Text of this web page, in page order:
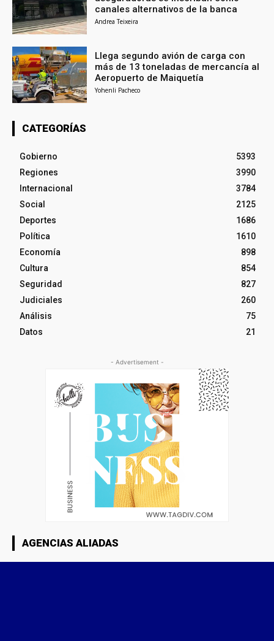
canales alternativos de la banca
Andrea Teixeira
Llega segundo avión de carga con
más de 13 toneladas de mercancía al
Aeropuerto de Maiquetía
Yohenli Pacheco
CATEGORÍAS
Gobierno
5393
Regiones
3990
Internacional
3784
Social
2125
Deportes
1686
Política
1610
Economía
898
Cultura
854
Seguridad
827
Judiciales
260
Análisis
75
Datos
21
- Advertisement -
AGENCIAS ALIADAS